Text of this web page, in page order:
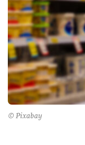
© Pixabay